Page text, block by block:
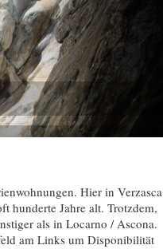
Hier in Verzasca
hunderte Jahre alt. Trotzdem,
als in Locarno / Ascona.
am Links um Disponibilität